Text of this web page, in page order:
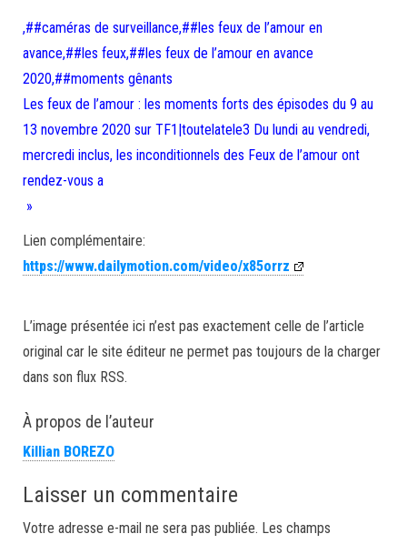
,##caméras de surveillance,##les feux de l’amour en
avance,##les feux,##les feux de l’amour en avance
2020,##moments gênants
Les feux de l’amour : les moments forts des épisodes du 9 au
13 novembre 2020 sur TF1|toutelatele3 Du lundi au vendredi,
mercredi inclus, les inconditionnels des Feux de l’amour ont
rendez-vous a
»
Lien complémentaire:
https://www.dailymotion.com/video/x85orrz
L’image présentée ici n’est pas exactement celle de l’article
original car le site éditeur ne permet pas toujours de la charger
dans son flux RSS.
À propos de l’auteur
Killian BOREZO
Laisser un commentaire
Votre adresse e-mail ne sera pas publiée. Les champs